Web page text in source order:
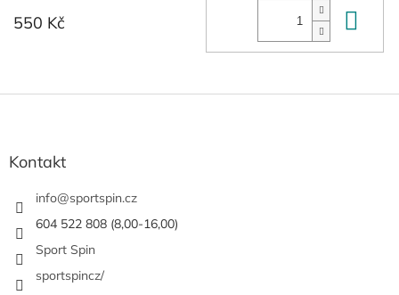
550 Kč
Z
Kontakt
info@sportspin.cz
604 522 808 (8,00-16,00)
Sport Spin
sportspincz/